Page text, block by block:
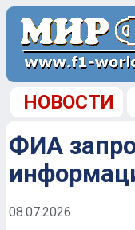
НОВОСТИ
ФИА
08.07.2026